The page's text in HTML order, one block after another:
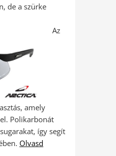
de a szürke
Az
amely
Polikarbonát
így segít
Olvasd